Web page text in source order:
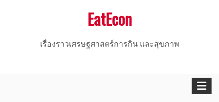
EatEcon
เรื่องราวเศรษฐศาสตร์การกิน และสุขภาพ